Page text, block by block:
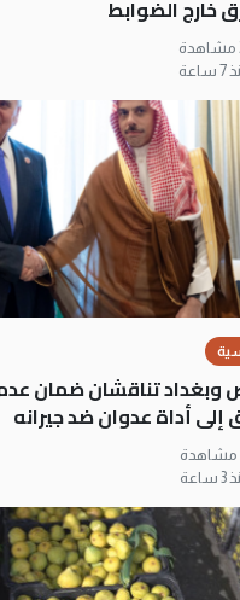
وبغداد تناقشان ضمان
إلى أداة عدوان ضد جيرانه